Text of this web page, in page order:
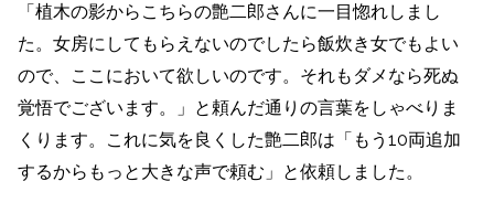
「植木の影からこちらの艶二郎さんに一目惚れしまし
た。女房にしてもらえないのでしたら飯炊き女でもよい
ので、ここにおいて欲しいのです。それもダメなら死ぬ
覚悟でございます。」と頼んだ通りの言葉をしゃべりま
くります。これに気を良くした艶二郎は「もう10両追加
するからもっと大きな声で頼む」と依頼しました。